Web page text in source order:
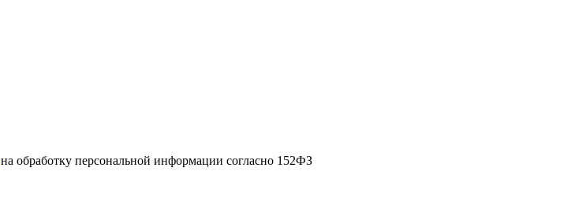
на обработку персональной информации согласно 152ФЗ